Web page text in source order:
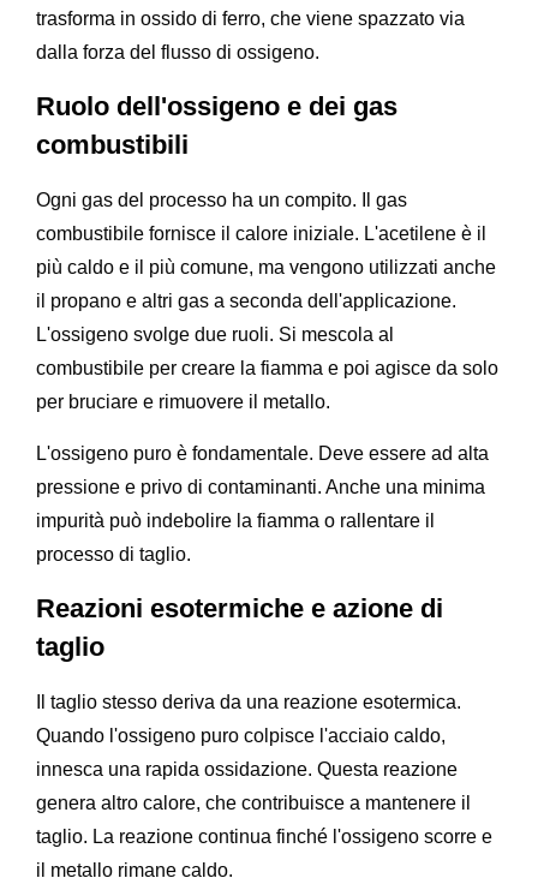
trasforma in ossido di ferro, che viene spazzato via
dalla forza del flusso di ossigeno.
Ruolo dell'ossigeno e dei gas
combustibili
Ogni gas del processo ha un compito. Il gas
combustibile fornisce il calore iniziale. L'acetilene è il
più caldo e il più comune, ma vengono utilizzati anche
il propano e altri gas a seconda dell'applicazione.
L'ossigeno svolge due ruoli. Si mescola al
combustibile per creare la fiamma e poi agisce da solo
per bruciare e rimuovere il metallo.
L'ossigeno puro è fondamentale. Deve essere ad alta
pressione e privo di contaminanti. Anche una minima
impurità può indebolire la fiamma o rallentare il
processo di taglio.
Reazioni esotermiche e azione di
taglio
Il taglio stesso deriva da una reazione esotermica.
Quando l'ossigeno puro colpisce l'acciaio caldo,
innesca una rapida ossidazione. Questa reazione
genera altro calore, che contribuisce a mantenere il
taglio. La reazione continua finché l'ossigeno scorre e
il metallo rimane caldo.